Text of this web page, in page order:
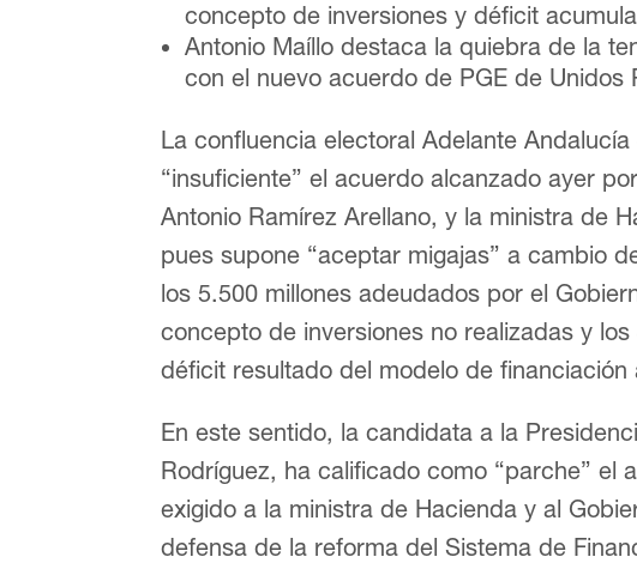
concepto de inversiones y déficit
Antonio Maíllo destaca la quiebra de la
con el nuevo acuerdo de PGE de Unidos
La confluencia electoral Adelante
“insuficiente” el acuerdo alcanzado ayer
Antonio Ramírez Arellano, y la ministra de
pues supone “aceptar migajas” a cambio
los 5.500 millones adeudados por el
concepto de inversiones no realizadas y
déficit resultado del modelo de financiación
En este sentido, la candidata a la
Rodríguez, ha calificado como “parche” el
exigido a la ministra de Hacienda y al
defensa de la reforma del Sistema de